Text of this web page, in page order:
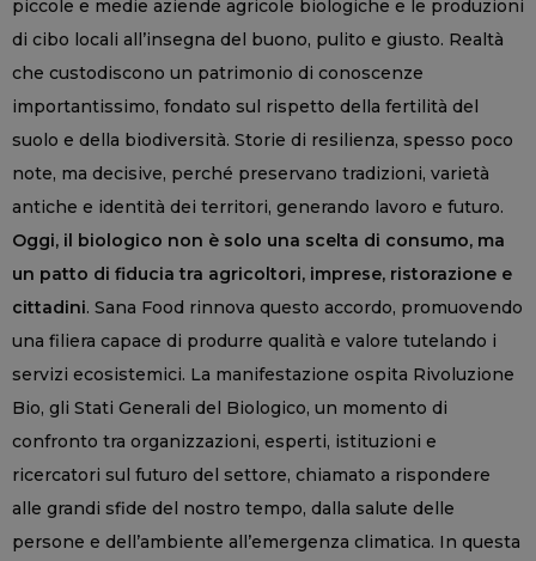
piccole e medie aziende agricole biologiche e le produzioni
di cibo locali all’insegna del buono, pulito e giusto. Realtà
che custodiscono un patrimonio di conoscenze
importantissimo, fondato sul rispetto della fertilità del
suolo e della biodiversità. Storie di resilienza, spesso poco
note, ma decisive, perché preservano tradizioni, varietà
antiche e identità dei territori, generando lavoro e futuro.
Oggi, il biologico non è solo una scelta di consumo, ma
un patto di fiducia tra agricoltori, imprese, ristorazione e
cittadini. Sana Food rinnova questo accordo, promuovendo
una filiera capace di produrre qualità e valore tutelando i
servizi ecosistemici. La manifestazione ospita Rivoluzione
Bio, gli Stati Generali del Biologico, un momento di
confronto tra organizzazioni, esperti, istituzioni e
ricercatori sul futuro del settore, chiamato a rispondere
alle grandi sfide del nostro tempo, dalla salute delle
persone e dell’ambiente all’emergenza climatica. In questa